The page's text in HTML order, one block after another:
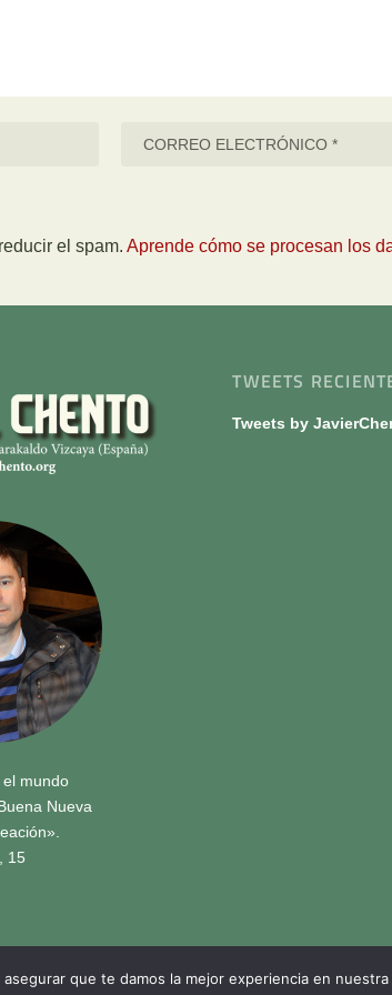
el spam. Aprende cómo se procesan los
mundo
Nueva
15
TWEETS
Tweets by
Chento|Zona privada
asegurar que te damos la mejor experiencia en